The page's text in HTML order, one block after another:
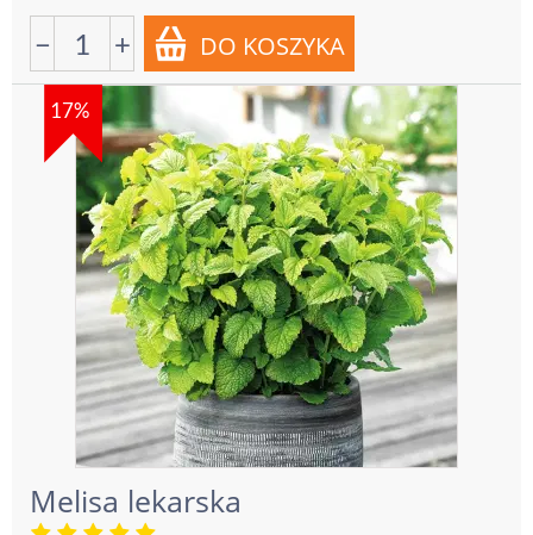
− +
17%
Melisa lekarska